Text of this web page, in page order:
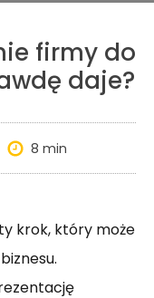
firmy do
daje?
8 min
krok, który może